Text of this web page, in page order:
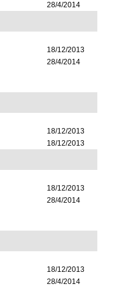
28/4/2014
18/12/2013
28/4/2014
18/12/2013
18/12/2013
18/12/2013
28/4/2014
18/12/2013
28/4/2014